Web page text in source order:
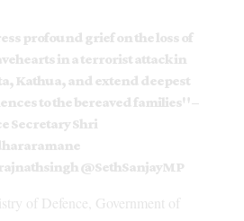
profound grief on the loss of
in a terrorist attack in
Kathua, and extend deepest
to the bereaved families" –
Secretary Shri
@SethSanjayMP
of Defence, Government of